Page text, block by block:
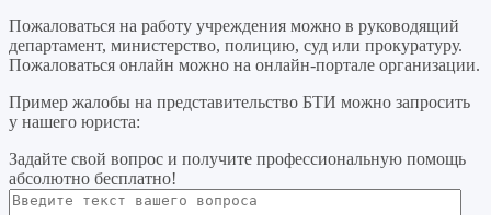
Пожаловаться на работу учреждения можно в руководящий
департамент, министерство, полицию, суд или прокуратуру.
Пожаловаться онлайн можно на онлайн-портале организации.
Пример жалобы на представительство БТИ можно запросить
у нашего юриста:
Задайте свой вопрос и получите профессиональную помощь
абсолютно бесплатно!